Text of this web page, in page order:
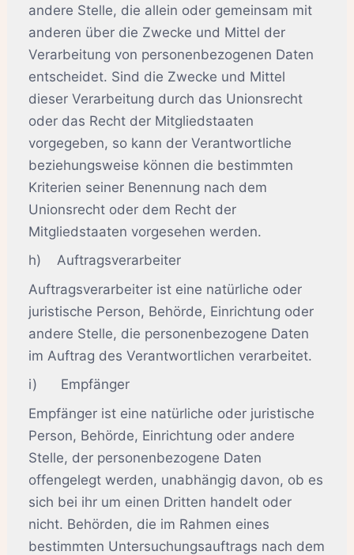
andere Stelle, die allein oder gemeinsam mit
anderen über die Zwecke und Mittel der
Verarbeitung von personenbezogenen Daten
entscheidet. Sind die Zwecke und Mittel
dieser Verarbeitung durch das Unionsrecht
oder das Recht der Mitgliedstaaten
vorgegeben, so kann der Verantwortliche
beziehungsweise können die bestimmten
Kriterien seiner Benennung nach dem
Unionsrecht oder dem Recht der
Mitgliedstaaten vorgesehen werden.
h) Auftragsverarbeiter
Auftragsverarbeiter ist eine natürliche oder
juristische Person, Behörde, Einrichtung oder
andere Stelle, die personenbezogene Daten
im Auftrag des Verantwortlichen verarbeitet.
i) Empfänger
Empfänger ist eine natürliche oder juristische
Person, Behörde, Einrichtung oder andere
Stelle, der personenbezogene Daten
offengelegt werden, unabhängig davon, ob es
sich bei ihr um einen Dritten handelt oder
nicht. Behörden, die im Rahmen eines
bestimmten Untersuchungsauftrags nach dem